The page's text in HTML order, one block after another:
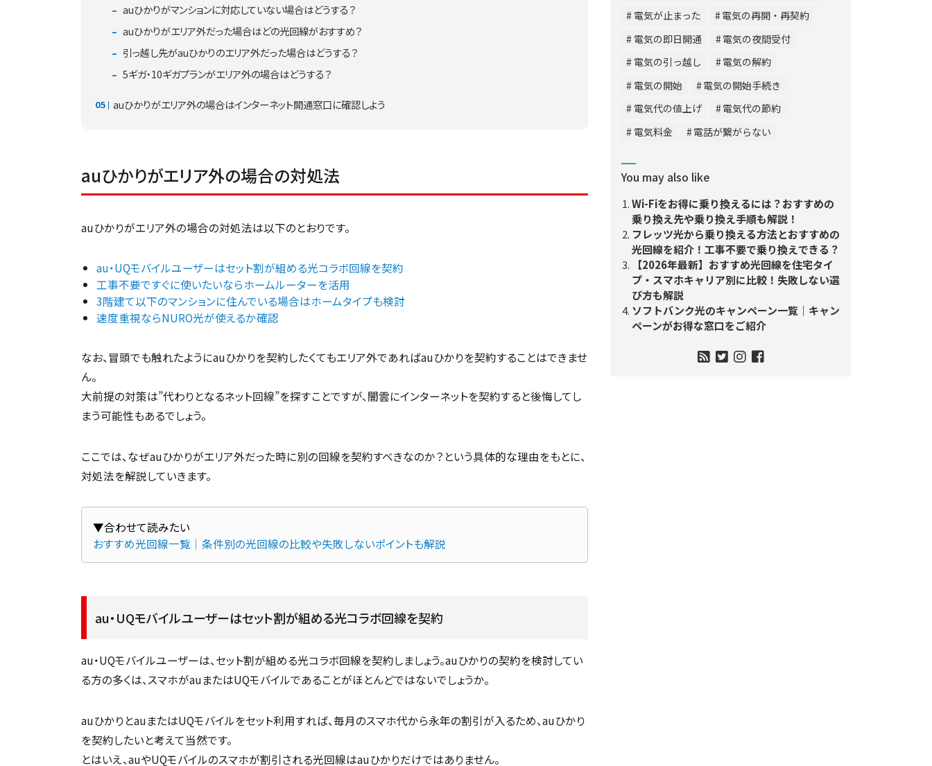
auひかりがマンションに対応していない場合はどうする？
auひかりがエリア外だった場合はどの光回線がおすすめ？
引っ越し先がauひかりのエリア外だった場合はどうする？
5ギガ・10ギガプランがエリア外の場合はどうする？
auひかりがエリア外の場合はインターネット開通窓口に確認しよう
auひかりがエリア外の場合の対処法
auひかりがエリア外の場合の対処法は以下のとおりです。
au・UQモバイルユーザーはセット割が組める光コラボ回線を契約
工事不要ですぐに使いたいならホームルーターを活用
3階建て以下のマンションに住んでいる場合はホームタイプも検討
速度重視ならNURO光が使えるか確認
なお、冒頭でも触れたようにauひかりを契約したくてもエリア外であればauひかりを契約することはできませ
ん。
大前提の対策は”代わりとなるネット回線”を探すことですが、闇雲にインターネットを契約すると後悔してし
まう可能性もあるでしょう。
ここでは、なぜauひかりがエリア外だった時に別の回線を契約すべきなのか？という具体的な理由をもとに、
対処法を解説していきます。
おすすめ光回線一覧｜条件別の光回線の比較や失敗しないポイントも解説
au・UQモバイルユーザーはセット割が組める光コラボ回線を契約
au・UQモバイルユーザーは、セット割が組める光コラボ回線を契約しましょう。auひかりの契約を検討してい
る方の多くは、スマホがauまたはUQモバイルであることがほとんどではないでしょうか。
auひかりとauまたはUQモバイルをセット利用すれば、毎月のスマホ代から永年の割引が入るため、auひかり
を契約したいと考えて当然です。
とはいえ、auやUQモバイルのスマホが割引される光回線はauひかりだけではありません。
電気が止まった
電気の再開・再契約
電気の即日開通
電気の夜間受付
電気の引っ越し
電気の解約
電気の開始
電気の開始手続き
電気代の値上げ
電気代の節約
電気料金
電話が繋がらない
You may also like
Wi-Fiをお得に乗り換えるには？おすすめの
乗り換え先や乗り換え手順も解説！
フレッツ光から乗り換える方法とおすすめの
光回線を紹介！工事不要で乗り換えできる？
【2026年最新】おすすめ光回線を住宅タイ
プ・スマホキャリア別に比較！失敗しない選
び方も解説
ソフトバンク光のキャンペーン一覧｜キャン
ペーンがお得な窓口をご紹介